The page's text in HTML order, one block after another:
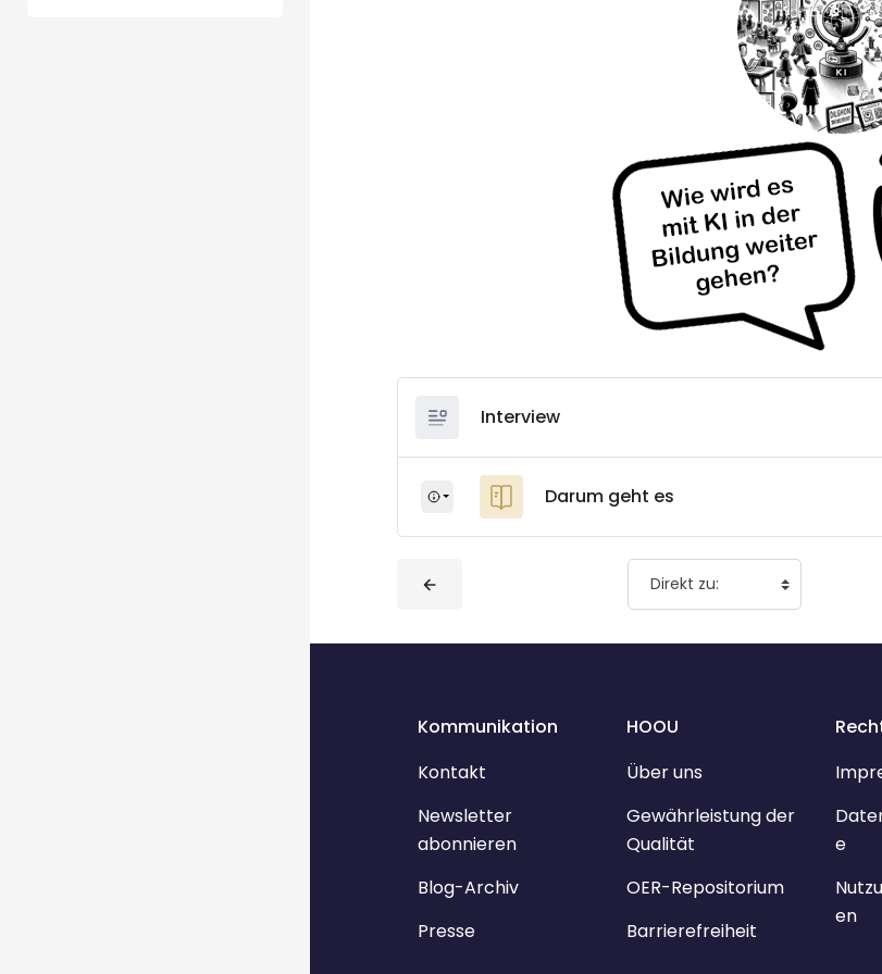
Interview
Darum geht es
Kommunikation
Kontakt
Newsletter
abonnieren
Blog-Archiv
Presse
HOOU
Über uns
Gewährleistung der
Qualität
OER-Repositorium
Barrierefreiheit
e
en